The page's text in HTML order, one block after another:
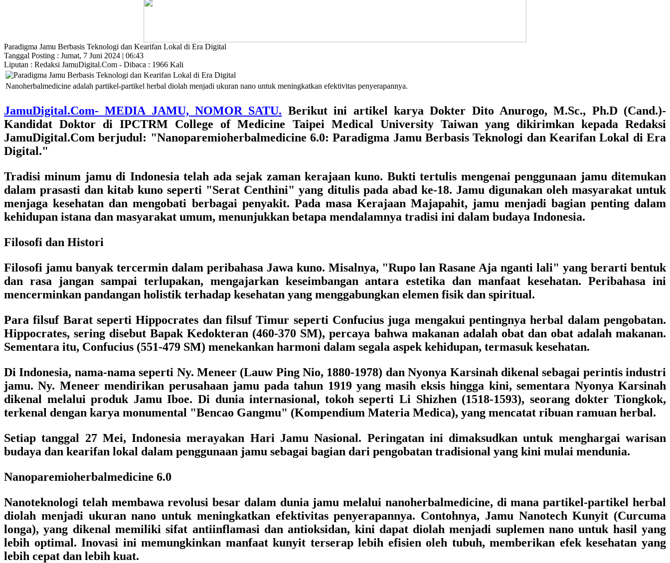
Paradigma Jamu Berbasis Teknologi dan Kearifan Lokal di Era Digital
Tanggal Posting : Jumat, 7 Juni 2024 | 06:43
Liputan : Redaksi JamuDigital.Com - Dibaca : 1966 Kali
Nanoherbalmedicine adalah partikel-partikel herbal diolah menjadi ukuran nano untuk meningkatkan efektivitas penyerapannya.
JamuDigital.Com- MEDIA JAMU, NOMOR SATU. Berikut ini artikel karyaDokter Dito Anurogo, M.Sc., Ph.D (Cand.)-
Kandidat Doktor di IPCTRM College of Medicine Taipei Medical University Taiwan yang dikirimkan kepada Redaksi
JamuDigital.Com berjudul: "Nanoparemioherbalmedicine 6.0: Paradigma Jamu Berbasis Teknologi dan Kearifan Lokal di Era
Digital."
Tradisi minum jamu di Indonesia telah ada sejak zaman kerajaan kuno. Bukti tertulis mengenai penggunaan jamu ditemukan
dalam prasasti dan kitab kuno seperti "Serat Centhini" yang ditulis pada abad ke-18. Jamu digunakan oleh masyarakat untuk
menjaga kesehatan dan mengobati berbagai penyakit. Pada masa Kerajaan Majapahit, jamu menjadi bagian penting dalam
kehidupan istana dan masyarakat umum, menunjukkan betapa mendalamnya tradisi ini dalam budaya Indonesia.
Filosofi dan Histori
Filosofi jamu banyak tercermin dalam peribahasa Jawa kuno. Misalnya, "Rupo lan Rasane Aja nganti lali" yang berarti bentuk
dan rasa jangan sampai terlupakan, mengajarkan keseimbangan antara estetika dan manfaat kesehatan. Peribahasa ini
mencerminkan pandangan holistik terhadap kesehatan yang menggabungkan elemen fisik dan spiritual.
Para filsuf Barat seperti Hippocrates dan filsuf Timur seperti Confucius juga mengakui pentingnya herbal dalam pengobatan.
Hippocrates, sering disebut Bapak Kedokteran (460-370 SM), percaya bahwa makanan adalah obat dan obat adalah makanan.
Sementara itu, Confucius (551-479 SM) menekankan harmoni dalam segala aspek kehidupan, termasuk kesehatan.
Di Indonesia, nama-nama seperti Ny. Meneer (Lauw Ping Nio, 1880-1978) dan Nyonya Karsinah dikenal sebagai perintis industri
jamu. Ny. Meneer mendirikan perusahaan jamu pada tahun 1919 yang masih eksis hingga kini, sementara Nyonya Karsinah
dikenal melalui produk Jamu Iboe. Di dunia internasional, tokoh seperti Li Shizhen (1518-1593), seorang dokter Tiongkok,
terkenal dengan karya monumental "Bencao Gangmu" (Kompendium Materia Medica), yang mencatat ribuan ramuan herbal.
Setiap tanggal 27 Mei, Indonesia merayakan Hari Jamu Nasional. Peringatan ini dimaksudkan untuk menghargai warisan
budaya dan kearifan lokal dalam penggunaan jamu sebagai bagian dari pengobatan tradisional yang kini mulai mendunia.
Nanoparemioherbalmedicine 6.0
Nanoteknologi telah membawa revolusi besar dalam dunia jamu melalui nanoherbalmedicine, di mana partikel-partikel herbal
diolah menjadi ukuran nano untuk meningkatkan efektivitas penyerapannya. Contohnya, Jamu Nanotech Kunyit (Curcuma
longa), yang dikenal memiliki sifat antiinflamasi dan antioksidan, kini dapat diolah menjadi suplemen nano untuk hasil yang
lebih optimal. Inovasi ini memungkinkan manfaat kunyit terserap lebih efisien oleh tubuh, memberikan efek kesehatan yang
lebih cepat dan lebih kuat.